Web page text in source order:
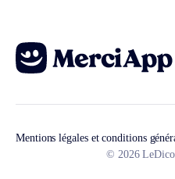
Mentions légales et conditions
© 2026 LeDico